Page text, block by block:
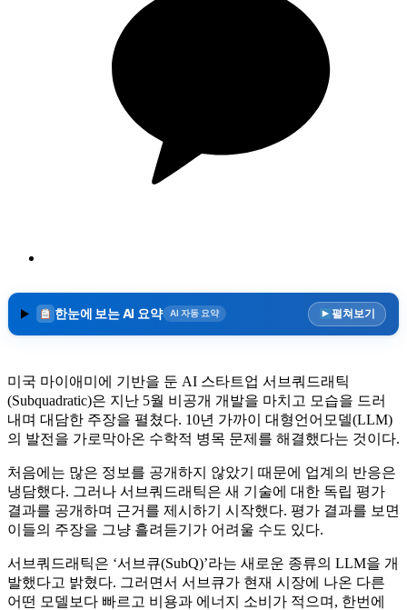
한눈에 보는 AI 요약 AI 자동 요약 펼쳐보기
미국 마이애미에 기반을 둔 AI 스타트업 서브쿼드래틱
(Subquadratic)은 지난 5월 비공개 개발을 마치고 모습을 드러
내며 대담한 주장을 펼쳤다. 10년 가까이 대형언어모델(LLM)
의 발전을 가로막아온 수학적 병목 문제를 해결했다는 것이다.
처음에는 많은 정보를 공개하지 않았기 때문에 업계의 반응은
냉담했다. 그러나 서브쿼드래틱은 새 기술에 대한 독립 평가
결과를 공개하며 근거를 제시하기 시작했다. 평가 결과를 보면
이들의 주장을 그냥 흘려듣기가 어려울 수도 있다.
서브쿼드래틱은 ‘서브큐(SubQ)’라는 새로운 종류의 LLM을 개
발했다고 밝혔다. 그러면서 서브큐가 현재 시장에 나온 다른
어떤 모델보다 빠르고 비용과 에너지 소비가 적으며, 한번에